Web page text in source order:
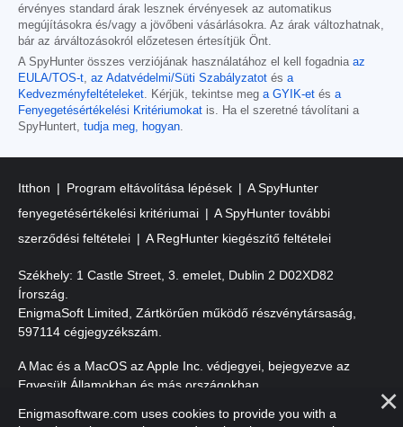
érvényes standard árak lesznek érvényesek az automatikus
megújításokra és/vagy a jövőbeni vásárlásokra. Az árak változhatnak,
bár az árváltozásokról előzetesen értesítjük Önt.
A SpyHunter összes verziójának használatához el kell fogadnia az
EULA/TOS-t, az Adatvédelmi/Süti Szabályzatot és a
Kedvezményfeltételeket. Kérjük, tekintse meg a GYIK-et és a
Fenyegetésértékelési Kritériumokat is. Ha el szeretné távolítani a
SpyHuntert, tudja meg, hogyan.
Itthon Program eltávolítása lépések
A SpyHunter
fenyegetésértékelési kritériumai
A SpyHunter további
szerződési feltételei
A RegHunter kiegészítő feltételei
Székhely: 1 Castle Street, 3. emelet, Dublin 2 D02XD82
Írország.
EnigmaSoft Limited, Zártkörűen működő részvénytársaság,
597114 cégjegyzékszám.
A Mac és a MacOS az Apple Inc. védjegyei, bejegyezve az
Egyesült Államokban és más országokban.
Szerzői jog 2016-2026. EnigmaSoft Ltd. Minden jog fenntartva.
Enigmasoftware.com uses cookies to provide you with a